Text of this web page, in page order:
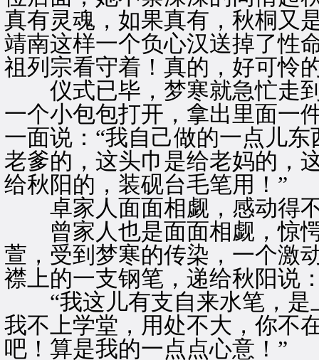
真有灵魂，如果真有，秋桐又
靖南这样一个负心汉送掉了性
祖列宗看守着！真的，好可怜
仪式已毕，梦寒就急忙走到
一个小包包打开，拿出里面一
一面说：“我自己做的一点儿
老爹的，这头巾是给老妈的，
给秋阳的，装砚台毛笔用！”
卓家人面面相觑，感动得
曾家人也是面面相觑，惊愕
萱，受到梦寒的传染，一个激
襟上的一支钢笔，递给秋阳说
“我这儿有支自来水笔，是
我不上学堂，用处不大，你不
吧！算是我的一点点心意！”